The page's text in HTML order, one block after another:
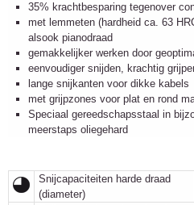
35% krachtbesparing tegenover
met lemmeten (hardheid ca. 63
alsook pianodraad
gemakkelijker werken door
eenvoudiger snijden, krachtig
lange snijkanten voor dikke kabels
met grijpzones voor plat en rond
Speciaal gereedschapsstaal in
meerstaps oliegehard
Snijcapaciteiten harde draad
(diameter)